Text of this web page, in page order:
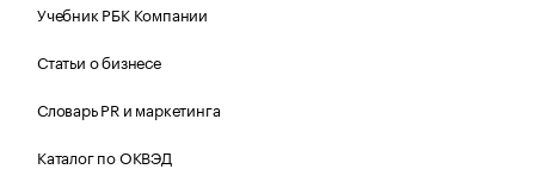
Учебник РБК Компании
Статьи о бизнесе
Словарь PR и маркетинга
Каталог по ОКВЭД